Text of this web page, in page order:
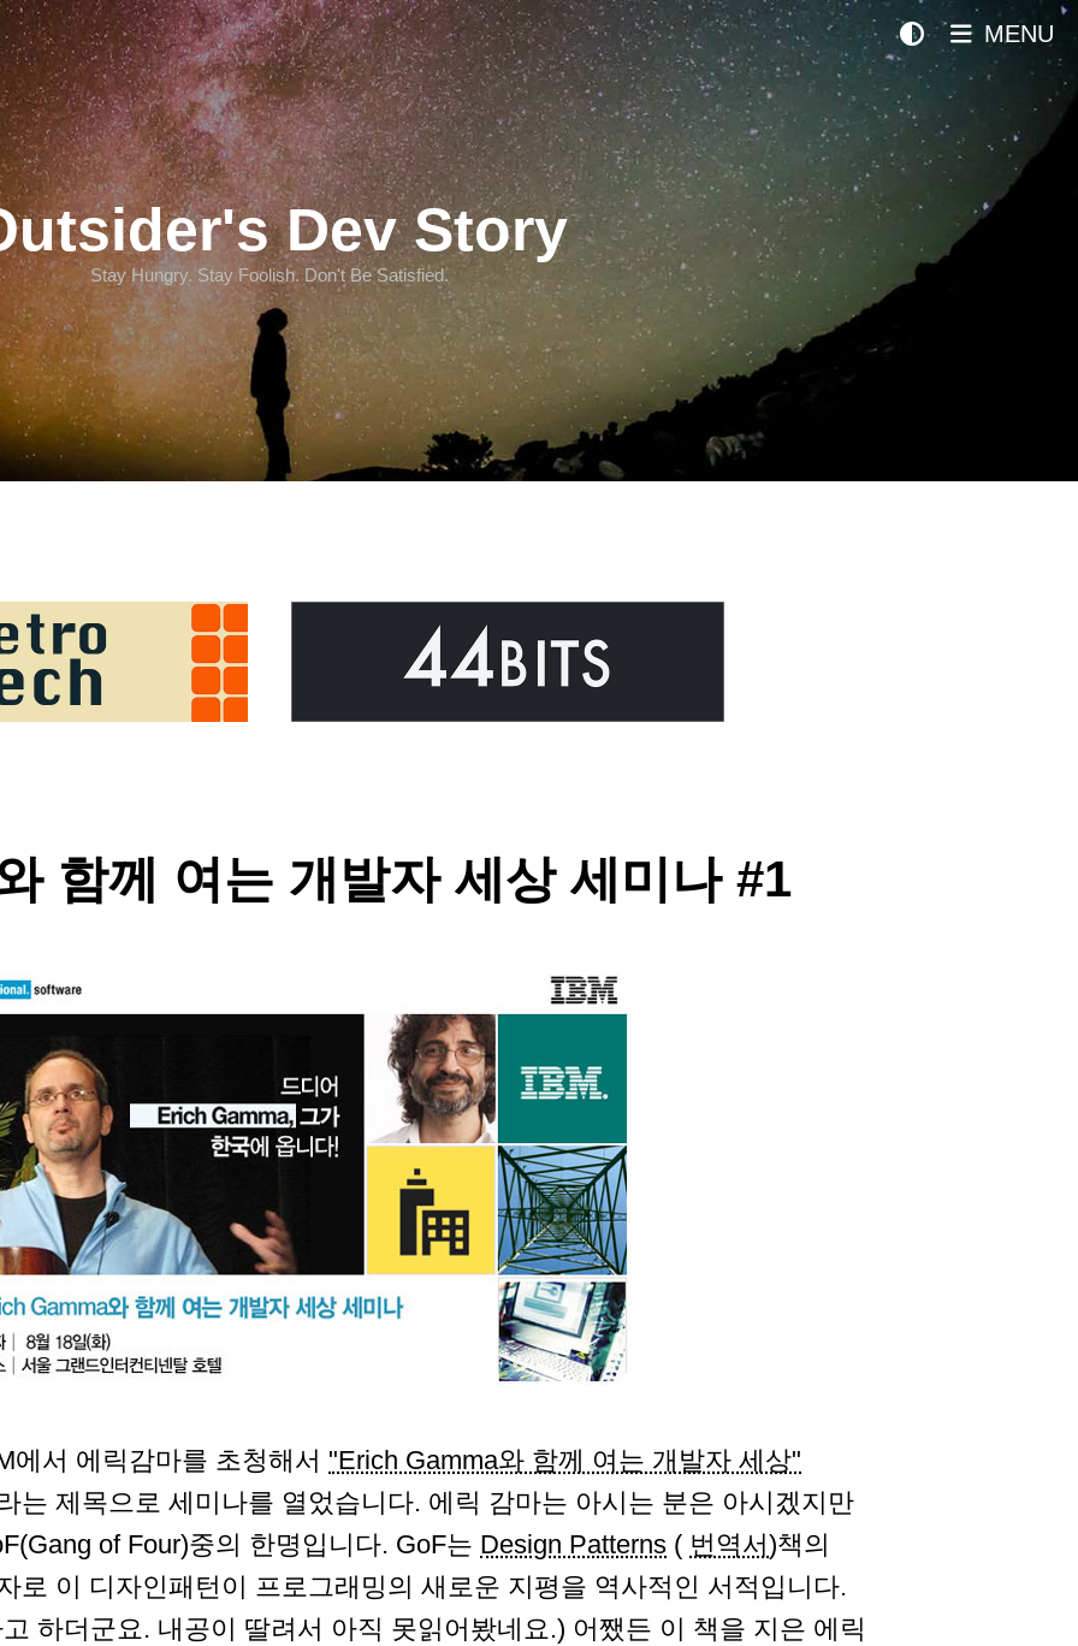
Dev Story
Stay Hungry. Stay Foolish. Don't Be Satisfied.
MENU
함께 여는 개발자 세상 세미나 #1
에서 에릭감마를 초청해서 "Erich Gamma와 함께 여는 개발자 세상"
는 제목으로 세미나를 열었습니다. 에릭 감마는 아시는 분은 아시겠지만
of Four)중의 한명입니다. GoF는 Design Patterns ( 번역서)책의
로 이 디자인패턴이 프로그래밍의 새로운 지평을 역사적인 서적입니다.
하더군요. 내공이 딸려서 아직 못읽어봤네요.) 어쨌든 이 책을 지은 에릭